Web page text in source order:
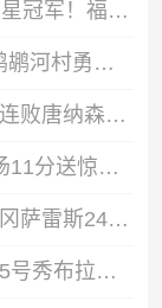
全明星：华盛顿神秘人夺投篮之星冠军！福德夺得三分大赛冠军！
🏀夏联-步行者第三节爆发轻取鹈鹕河村勇辉5+5+12斯劳森22分
🏀夏联-热火5人上双轻取活塞止连败唐纳森20+8+10奥科里27分
🏀夏联-杨瀚森13+5+4帽&下半场11分送惊艳妙传开拓者力克掘金
🏀夏联-国王首节仅4分不敌绿军冈萨雷斯24+10+5塞纳克10+12
🏀夏联-雷霆不敌掘金夏联全败35号秀布拉齐尔32+6马拉14+7+6